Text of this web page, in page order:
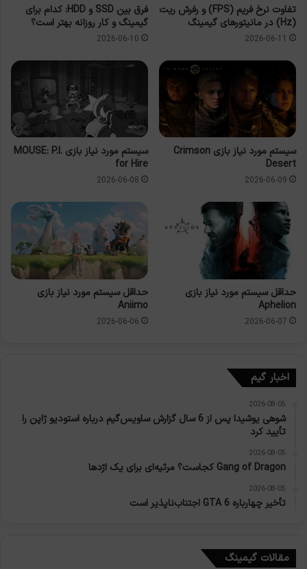
تفاوت نرخ فریم (FPS) و رفرش ریت
(Hz) در مانیتورهای گیمینگ
2026-06-11
فرق بین SSD و HDD: کدام برای
گیمینگ و کار روزانه بهتر است؟
2026-06-10
سیستم مورد نیاز بازی Crimson
Desert
2026-06-09
سیستم مورد نیاز بازی MOUSE: P.I.
for Hire
2026-06-08
حداقل سیستم مورد نیاز بازی
Aphelion
2026-06-07
حداقل سیستم مورد نیاز بازی
Aniimo
2026-06-06
اخبار گیم
2026-08-05
شوهی یوشیدا پس از 6 سال گزارش ساویس‌گیم درباره استودیو ژاپن را
تأیید کرد
2026-08-05
Gang of Dragon کجاست؟ مرثیه‌ای برای یک اژدها
2026-08-05
تأخیر چهارباره GTA 6 اجتناب‌ناپذیر است
مقالات گیمینگ